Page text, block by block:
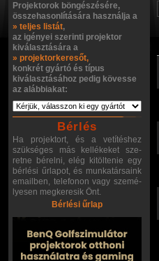
Projektorok böngészésére,
összehasonlítására használja a
» teljes listát,
az igényei szerinti projektor
kiválasztására a
» projektorkeresőt,
konkrét gyártó és típus
kiválasztásához pedig kövesse
az alábbiakat:
Bérlés
Ha projektort, és a vetítéshez
szükséges más kellékeket sze-
retne bérelni, elég kitöltenie egy
bérlési űrlapot, és munkatársaink
emailben, telefonon vagy szemé-
lyesen megkeresik Önt.
Bérlési űrlap